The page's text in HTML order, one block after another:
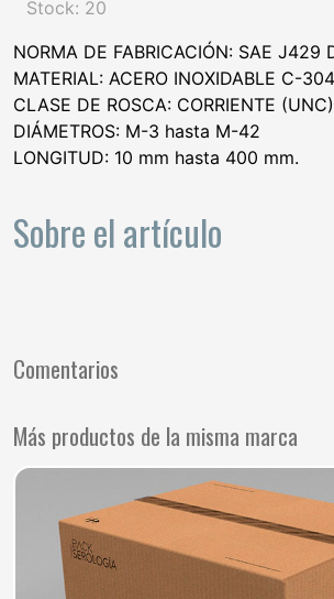
Stock: 20
NORMA DE FABRICACIÓN: SAE J429
MATERIAL: ACERO INOXIDABLE C-304
CLASE DE ROSCA: CORRIENTE (UNC)
DIÁMETROS: M-3 hasta M-42
LONGITUD: 10 mm hasta 400 mm.
Sobre el artículo
Comentarios
Más productos de la misma marca